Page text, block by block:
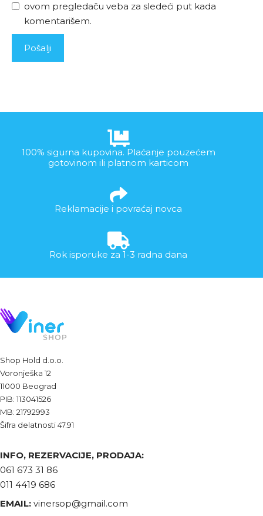
ovom pregledaču veba za sledeći put kada
komentarišem.
100% sigurna kupovina. Plaćanje pouzećem
gotovinom ili platnom karticom
Reklamacije i povraćaj novca
Rok isporuke za 1-3 radna dana
Shop Hold d.o.o.
Voronješka 12
11000 Beograd
PIB: 113041526
MB: 21792993
Šifra delatnosti 47.91
INFO, REZERVACIJE, PRODAJA:
061 673 31 86
011 4419 686
EMAIL: vinersop@gmail.com